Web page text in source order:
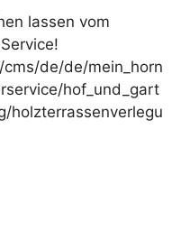
lassen vom
de/de/mein_horn
hof_und_gart
holzterrassenverlegu